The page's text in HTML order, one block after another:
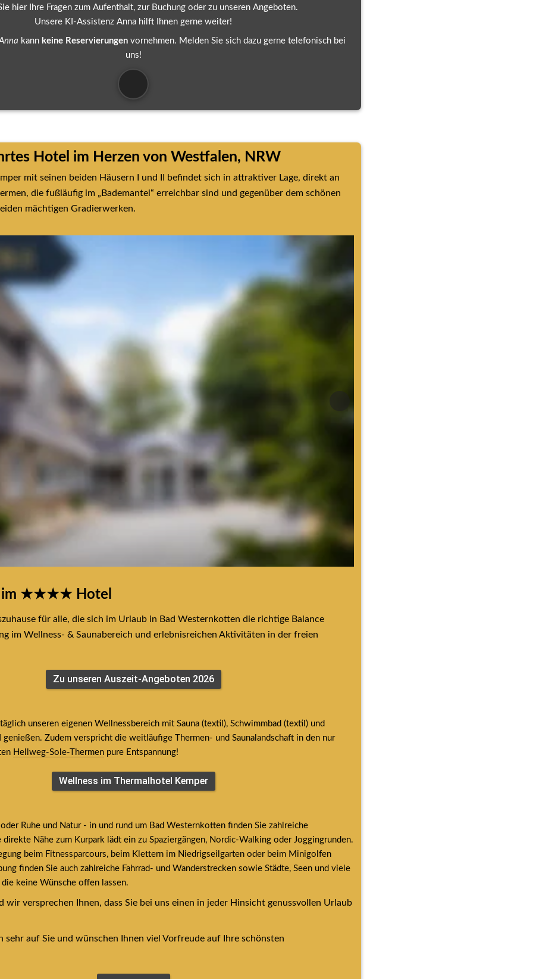
hier Ihre Fragen zum Aufenthalt, zur Buchung oder zu unseren Angeboten.
Unsere KI-Assistenz Anna hilft Ihnen gerne weiter!
kann keine Reservierungen vornehmen. Melden Sie sich dazu gerne telefonisch bei
uns!
Hotel im Herzen von Westfalen, NRW
mit seinen beiden Häusern I und II befindet sich in attraktiver Lage, direkt an
die fußläufig im „Bademantel“ erreichbar sind und gegenüber dem schönen
mächtigen Gradierwerken.
im ★★★★ Hotel
für alle, die sich im Urlaub in Bad Westernkotten die richtige Balance
im Wellness- & Saunabereich und erlebnisreichen Aktivitäten in der freien
Zu unseren Auszeit-Angeboten 2026
unseren eigenen Wellnessbereich mit Sauna (textil), Schwimmbad (textil) und
genießen. Zudem verspricht die weitläufige Thermen- und Saunalandschaft in den nur
Hellweg-Sole-Thermen pure Entspannung!
Wellness im Thermalhotel Kemper
Ruhe und Natur - in und rund um Bad Westernkotten finden Sie zahlreiche
Nähe zum Kurpark lädt ein zu Spaziergängen, Nordic-Walking oder Joggingrunden.
beim Fitnessparcours, beim Klettern im Niedrigseilgarten oder beim Minigolfen
finden Sie auch zahlreiche Fahrrad- und Wanderstrecken sowie Städte, Seen und viele
keine Wünsche offen lassen.
wir versprechen Ihnen, dass Sie bei uns einen in jeder Hinsicht genussvollen Urlaub
sehr auf Sie und wünschen Ihnen viel Vorfreude auf Ihre schönsten